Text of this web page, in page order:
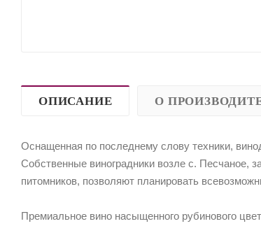
ОПИСАНИЕ О
Оснащенная по последнему слову техники,
Собственные виноградники возле с. Песчаное,
питомников, позволяют планировать
Премиальное вино насыщенного рубинового